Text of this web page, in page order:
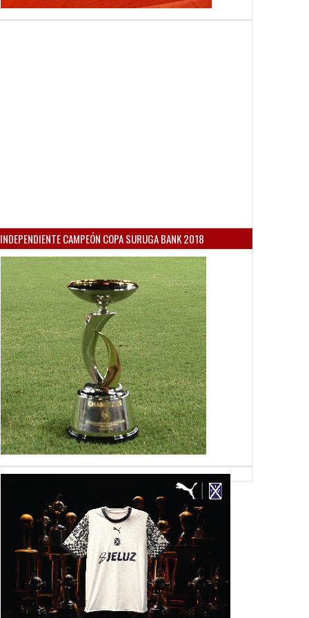
INDEPENDIENTE CAMPEÓN COPA SURUGA BANK 2018